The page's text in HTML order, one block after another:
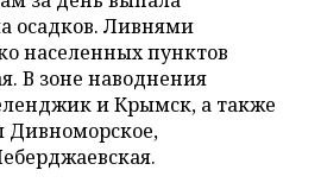
осадков. Ливнями
населенных пунктов
В зоне наводнения
и Крымск, а также
Дивноморское,